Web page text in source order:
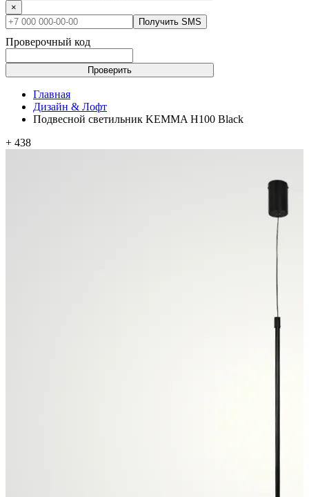
×
Получить SMS
Проверочный код
Проверить
Главная
Дизайн & Лофт
Подвесной светильник KEMMA H100 Black
+ 438